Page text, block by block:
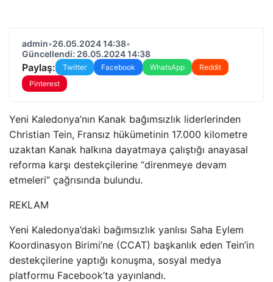
admin•26.05.2024 14:38•
Güncellendi: 26.05.2024 14:38
Paylaş: Twitter Facebook WhatsApp
Reddit
Pinterest
Yeni Kaledonya’nın Kanak bağımsızlık liderlerinden
Christian Tein, Fransız hükümetinin 17.000 kilometre
uzaktan Kanak halkına dayatmaya çalıştığı anayasal
reforma karşı destekçilerine “direnmeye devam
etmeleri” çağrısında bulundu.
REKLAM
Yeni Kaledonya’daki bağımsızlık yanlısı Saha Eylem
Koordinasyon Birimi’ne (CCAT) başkanlık eden Tein’in
destekçilerine yaptığı konuşma, sosyal medya
platformu Facebook’ta yayınlandı.